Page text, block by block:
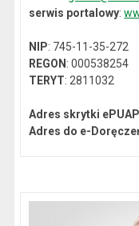
serwis portalowy:
NIP: 745-11-35-272
REGON: 000538254
TERYT: 2811032
Adres skrytki ePUAP
Adres do e-